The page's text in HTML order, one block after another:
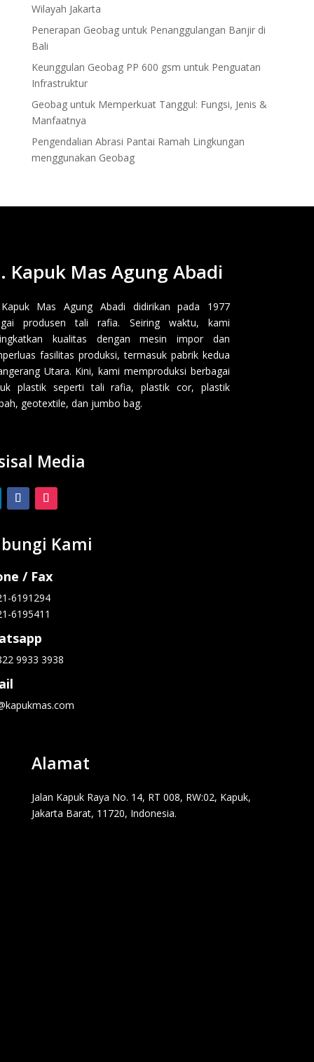
Wilayah Jakarta
Penerapan Geobag untuk Penanggulangan Banjir di
Bali
Keunggulan Geobag PP 600 gsm untuk Penguatan
Infrastruktur
Geobag untuk Memperkuat Tanggul: Fungsi, Jenis &
Manfaatnya
Pengendalian Abrasi Pantai Ramah Lingkungan
menggunakan Geobag
Kapuk Mas Agung Abadi
Mas Agung Abadi didirikan pada 1977
produsen tali rafia. Seiring waktu, kami
kualitas dengan mesin impor dan
fasilitas produksi, termasuk pabrik kedua
Utara. Kini, kami memproduksi berbagai
plastik seperti tali rafia, plastik cor, plastik
geotextile, dan jumbo bag.
Media
Kami
/ Fax
6191294
6195411
9933 3938
Alamat
Jalan Kapuk Raya No. 14, RT 008, RW:02, Kapuk,
Jakarta Barat, 11720, Indonesia.